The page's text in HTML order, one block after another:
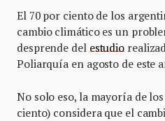
El 70 por ciento de los
cambio climático es un
desprende del estudio
Poliarquía en agosto de este
No solo eso, la mayoría de
ciento) considera que el